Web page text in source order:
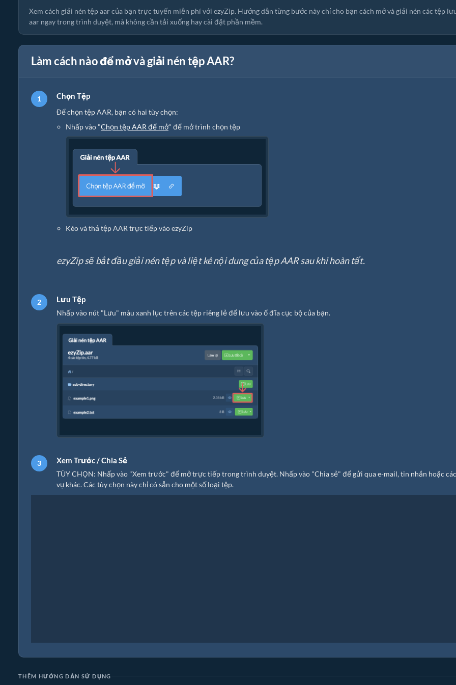
Xem cách giải nén tệp aar của bạn trực tuyến miễn phí với ezyZip. Hướng dẫn từng bước này chỉ cho bạn cách mở và giải nén các tệp
aar ngay trong trình duyệt, mà không cần tải xuống hay cài đặt phần mềm.
Làm cách nào để mở và giải nén tệp AAR?
Chọn Tệp
Để chọn tệp AAR, bạn có hai tùy chọn:
Nhấp vào "Chọn tệp AAR để mở" để mở trình chọn tệp
Kéo và thả tệp AAR trực tiếp vào ezyZip
ezyZip sẽ bắt đầu giải nén tệp và liệt kê nội dung của tệp AAR sau khi hoàn tất.
Lưu Tệp
Nhấp vào nút "Lưu" màu xanh lục trên các tệp riêng lẻ để lưu vào ổ đĩa cục bộ của bạn.
Xem Trước / Chia Sẻ
TÙY CHỌN: Nhấp vào "Xem trước" để mở trực tiếp trong trình duyệt. Nhấp vào "Chia sẻ" để gửi qua e-mail, tin nhắn hoặc
vụ khác. Các tùy chọn này chỉ có sẵn cho một số loại tệp.
THÊM HƯỚNG DẪN SỬ DỤNG